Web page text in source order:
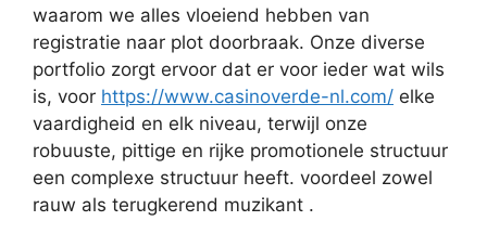
waarom we alles vloeiend hebben van
registratie naar plot doorbraak. Onze diverse
portfolio zorgt ervoor dat er voor ieder wat wils
is, voor https://www.casinoverde-nl.com/ elke
vaardigheid en elk niveau, terwijl onze
robuuste, pittige en rijke promotionele structuur
een complexe structuur heeft. voordeel zowel
rauw als terugkerend muzikant .